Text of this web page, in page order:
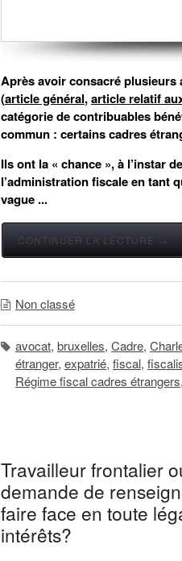
Après avoir consacré
(article général,article relatif
catégorie de contribuables
commun : certains cadres
Ils ont la « chance », à l’instar
l’administration fiscale en tant
vague ...
CONTINUER LA LECTURE →
Non classé
avocat, bruxelles, Cadre,
étranger, expatrié, fiscal,
Régime fiscal cadres étrangers,
Travailleur frontalier
demande de
faire face en toute
intérêts?